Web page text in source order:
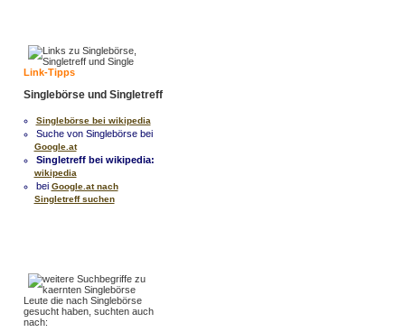
Link-Tipps
Singlebörse und Singletreff
Singlebörse bei wikipedia
Suche von Singlebörse bei
Google.at
Singletreff bei wikipedia:
wikipedia
bei Google.at nach
Singletreff suchen
Leute die nach Singlebörse
gesucht haben, suchten auch
nach: